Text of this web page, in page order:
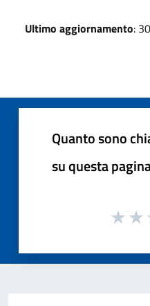
Ultimo aggiornamento:
Quanto sono
su questa